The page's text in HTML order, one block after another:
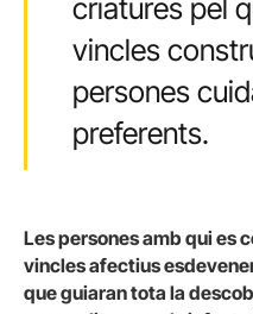
criatures pel
vincles
persones
preferents.
Les persones amb qui es
vincles afectius
queguiaran tota la